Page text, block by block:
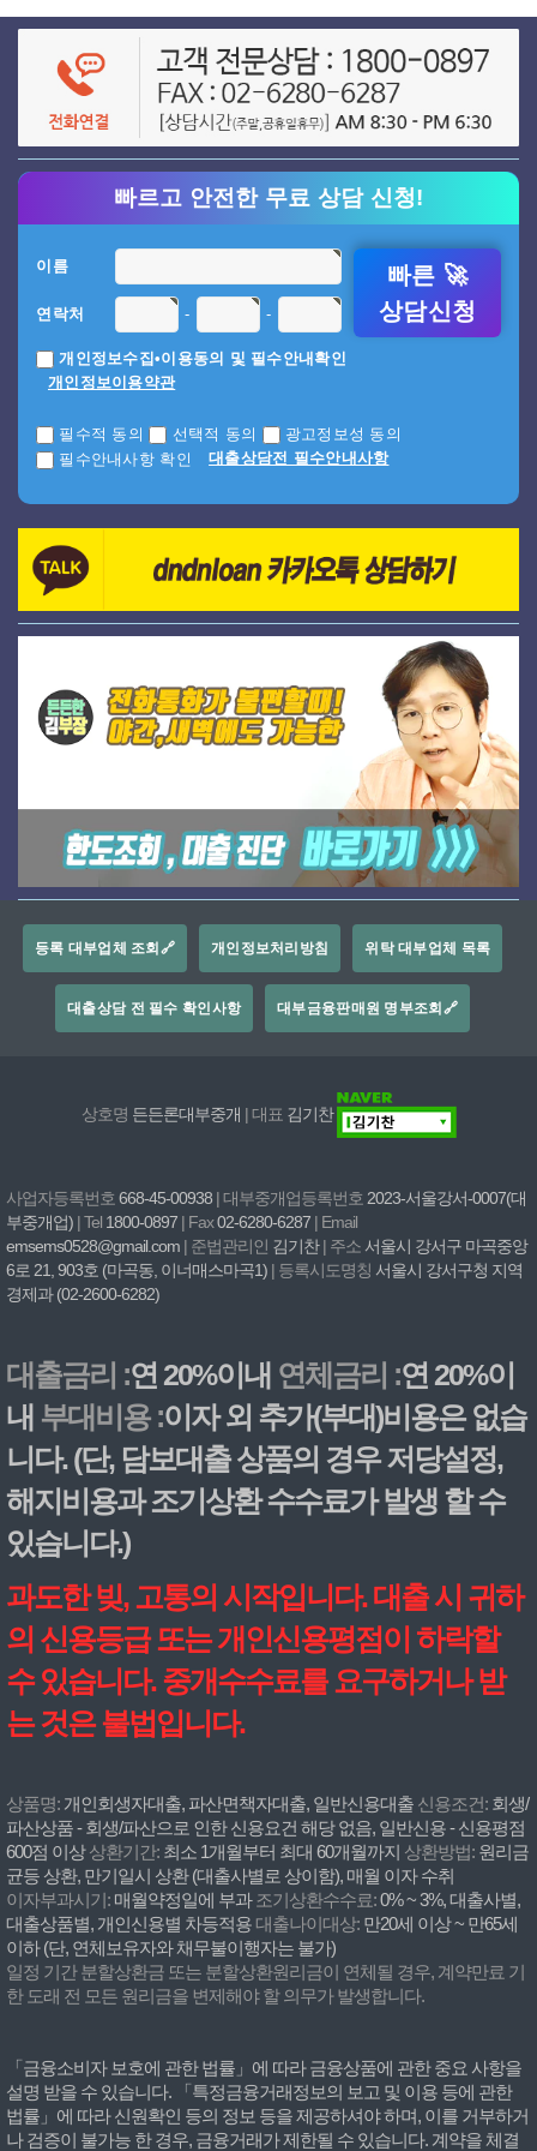
빠르고 안전한 무료 상담 신청!
이름
연락처 - -
개인정보수집•이용동의 및 필수안내확인
개인정보이용약관
필수적 동의 선택적 동의
광고정보성 동의
필수안내사항 확인
대출상담전 필수안내사항
빠른 🚀
상담신청
등록 대부업체 조회🔗 개인정보처리방침 위탁 대부업체 목록
대출상담 전 필수 확인사항 대부금융판매원 명부조회🔗
상호명 든든론대부중개 | 대표 김기찬
사업자등록번호 668-45-00938 | 대부중개업등록번호 2023-서울강서-0007(대
부중개업) | Tel 1800-0897 | Fax02-6280-6287 | Email
emsems0528@gmail.com | 준법관리인 김기찬| 주소 서울시 강서구 마곡중앙
6로 21, 903호 (마곡동, 이너매스마곡1) | 등록시도명칭 서울시 강서구청 지역
경제과 (02-2600-6282)
대출금리 :연 20%이내 연체금리 :연 20%이
내 부대비용 :이자 외 추가(부대)비용은 없습
니다. (단, 담보대출 상품의 경우 저당설정,
해지비용과 조기상환 수수료가 발생 할 수
있습니다.)
과도한 빚, 고통의 시작입니다. 대출 시 귀하
의 신용등급 또는 개인신용평점이 하락할
수 있습니다. 중개수수료를 요구하거나 받
는 것은 불법입니다.
상품명: 개인회생자대출, 파산면책자대출, 일반신용대출 신용조건: 회생/
파산상품 - 회생/파산으로 인한 신용요건 해당 없음, 일반신용 - 신용평점
600점 이상상환기간: 최소 1개월부터 최대 60개월까지 상환방법: 원리금
균등 상환, 만기일시 상환 (대출사별로 상이함), 매월 이자 수취
이자부과시기: 매월약정일에 부과 조기상환수수료:0% ~ 3%, 대출사별,
대출상품별, 개인신용별 차등적용 대출나이대상: 만20세 이상 ~ 만65세
이하 (단, 연체보유자와 채무불이행자는 불가)
일정 기간 분할상환금 또는 분할상환원리금이 연체될 경우, 계약만료 기
한 도래 전 모든 원리금을 변제해야 할 의무가 발생합니다.
「금융소비자 보호에 관한 법률」에 따라 금융상품에 관한 중요 사항을
설명 받을 수 있습니다. 「특정금융거래정보의 보고 및 이용 등에 관한
법률」에 따라 신원확인 등의 정보 등을 제공하셔야 하며, 이를 거부하거
나 검증이 불가능 한 경우, 금융거래가 제한될 수 있습니다. 계약을 체결